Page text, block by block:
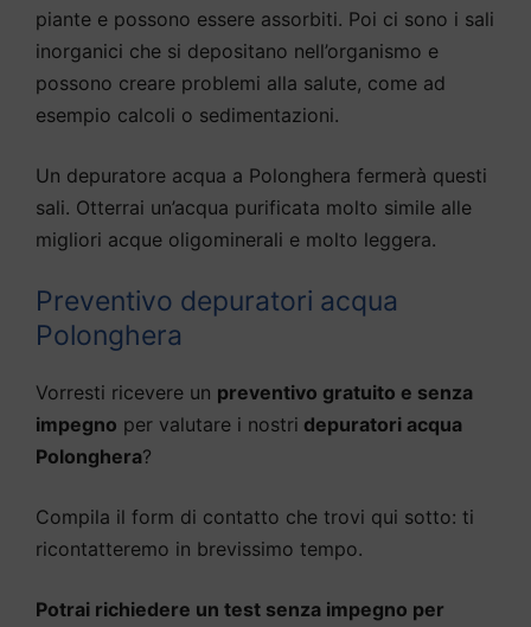
piante e possono essere assorbiti. Poi ci sono i sali
inorganici che si depositano nell’organismo e
possono creare problemi alla salute, come ad
esempio calcoli o sedimentazioni.
Un depuratore acqua a Polonghera fermerà questi
sali. Otterrai un’acqua purificata molto simile alle
migliori acque oligominerali e molto leggera.
Preventivo depuratori acqua
Polonghera
Vorresti ricevere un preventivo gratuito e senza
impegno per valutare i nostri depuratori acqua
Polonghera?
Compila il form di contatto che trovi qui sotto: ti
ricontatteremo in brevissimo tempo.
Potrai richiedere un test senza impegno per